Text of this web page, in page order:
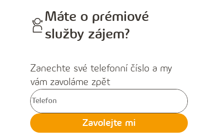
Máte o prémiové
služby zájem?
Zanechte své telefonní číslo a my
vám zavoláme zpět
V
y
Zavolejte mi